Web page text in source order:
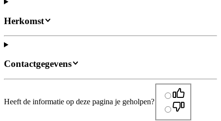
Herkomst
Contactgegevens
Heeft de informatie op deze pagina je geholpen?